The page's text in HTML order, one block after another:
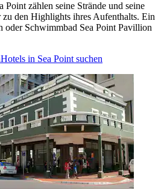
Point zählen seine Strände und seine
zu den Highlights ihres Aufenthalts. Ein
oder Schwimmbad Sea Point Pavillion
Hotels in Sea Point suchen